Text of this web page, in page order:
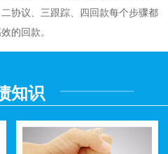
协议、三跟踪、四回款每个步骤都
的回款。
知识